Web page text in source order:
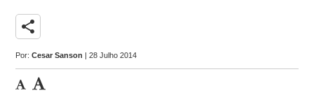
share
Por:Cesar Sanson | 28 Julho 2014